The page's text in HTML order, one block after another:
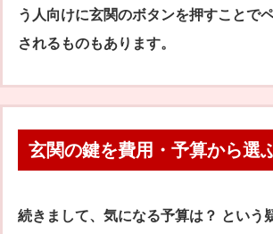
う人向けに玄関のボタンを押すことで
されるものもあります。
玄関の鍵を費用・予算から選
続きまして、気になる予算は？ という